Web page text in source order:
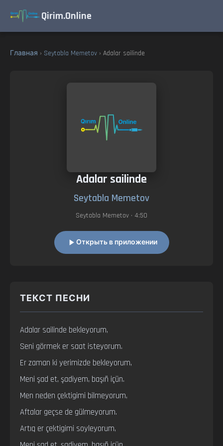
Qirim.Online
Главная › Seytabla Memetov › Adalar sailinde
Adalar sailinde
Seytabla Memetov
Seytabla Memetov • 4:50
Открыть в приложении
ТЕКСТ ПЕСНИ
Adalar sailinde bekleyorum,
Seni görmek er saat isteyorum.
Er zaman ki yerimizde bekleyorum,
Meni şad et, şadiyem, başıñ içün.
Men neden çektigimi bilmeyorum,
Aftalar geçse de gülmeyorum.
Artıq er çektigimi soyleyorum,